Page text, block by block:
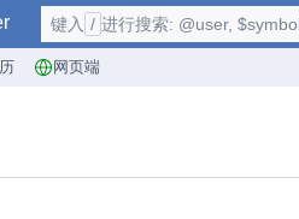
网页端
键入 / 进行搜索: @user,